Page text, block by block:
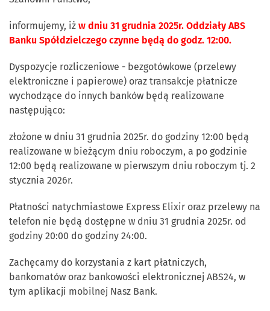
informujemy, iż w dniu 31 grudnia 2025r. Oddziały ABS
Banku Spółdzielczego czynne będą do godz. 12:00.
Dyspozycje rozliczeniowe - bezgotówkowe (przelewy
elektroniczne i papierowe) oraz transakcje płatnicze
wychodzące do innych banków będą realizowane
następująco:
złożone w dniu 31 grudnia 2025r. do godziny 12:00 będą
realizowane w bieżącym dniu roboczym, a po godzinie
12:00 będą realizowane w pierwszym dniu roboczym tj. 2
stycznia 2026r.
Płatności natychmiastowe Express Elixir oraz przelewy na
telefon nie będą dostępne w dniu 31 grudnia 2025r. od
godziny 20:00 do godziny 24:00.
Zachęcamy do korzystania z kart płatniczych,
bankomatów oraz bankowości elektronicznej ABS24, w
tym aplikacji mobilnej Nasz Bank.